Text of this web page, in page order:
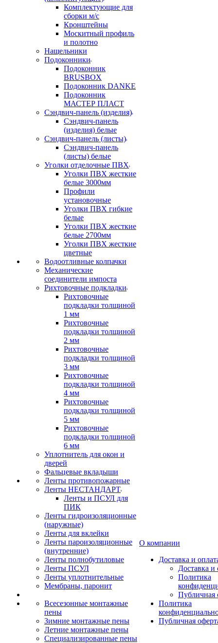
Комплектующие для
сборки м/с
Кронштейны
Москитный профиль
и полотно
Нащельники
Подоконники
Подоконник
BRUSBOX
Подоконник DANKE
Подоконник
МАСТЕР ПЛАСТ
Сэндвич-панель (изделия)
Сэндвич-панель
(изделия) белые
Сэндвич-панель (листы)
Сэндвич-панель
(листы) белые
Уголки отделочные ПВХ
Уголки ПВХ жесткие
белые 3000мм
Профили
установочные
Уголки ПВХ гибкие
белые
Уголки ПВХ жесткие
белые 2700мм
Уголки ПВХ жесткие
цветные
Водоотливные колпачки
Механические
соединители импоста
Рихтовочные подкладки
Рихтовочные
подкладки толщиной
1 мм
Рихтовочные
подкладки толщиной
2 мм
Рихтовочные
подкладки толщиной
3 мм
Рихтовочные
подкладки толщиной
4 мм
Рихтовочные
подкладки толщиной
5 мм
Рихтовочные
подкладки толщиной
6 мм
Уплотнитель для окон и
дверей
Фальцевые вкладыши
Ленты противопожарные
Ленты НЕСТАНДАРТ
Ленты и ПСУЛ для
ПИК
Ленты гидроизоляционные
(наружные)
Ленты для вклейки
Ленты пароизоляционные
(внутренние)
Ленты полнобутиловые
Ленты ПСУЛ
Ленты уплотнительные
Мембраны, паронит
Всесезонные монтажные
пены
Зимние монтажные пены
Летние монтажные пены
Специализированные пены
О компании
Доставка и
Доставка и
Политика
Публичная
Политика
Публичная